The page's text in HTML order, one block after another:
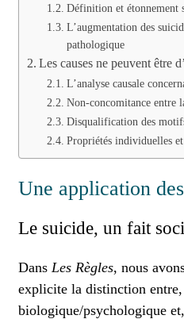
Définition et étonnement
L’augmentation des
pathologique
Les causes ne peuvent être
L’analyse causale
Non-concomitance entre
Disqualification des
Propriétés individuelles et
Une application
Le suicide, un fait
Dans Les Règles, nous
explicite la distinction
biologique/psychologique